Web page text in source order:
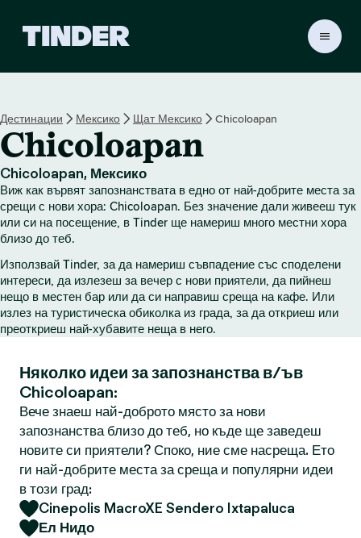
r
Н
а
ч
а
л
о
Дестинации Мексико Щат Мексико Chicoloapan
Chicoloapan
Chicoloapan, Мексико
Виж как вървят запознанствата в едно от най-добрите места за
срещи с нови хора: Chicoloapan. Без значение дали живееш тук
или си на посещение, в Tinder ще намериш много местни хора
близо до теб.
Използвай Tinder, за да намериш съвпадение със споделени
интереси, да излезеш за вечер с нови приятели, да пийнеш
нещо в местен бар или да си направиш среща на кафе. Или
излез на туристическа обиколка из града, за да откриеш или
преоткриеш най-хубавите неща в него.
Няколко идеи за запознанства в/ъв
Chicoloapan:
Вече знаеш най-доброто място за нови
запознанства близо до теб, но къде ще заведеш
новите си приятели? Споко, ние сме насреща. Ето
ги най-добрите места за среща и популярни идеи
в този град:
Cinepolis MacroXE Sendero Ixtapaluca
Ел Нидо